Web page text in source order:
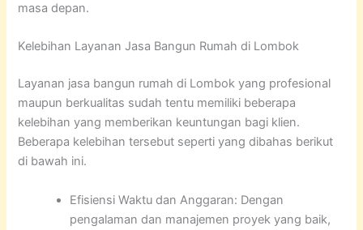
masa depan.
Kelebihan Layanan Jasa Bangun Rumah di Lombok
Layanan jasa bangun rumah di Lombok yang profesional
maupun berkualitas sudah tentu memiliki beberapa
kelebihan yang memberikan keuntungan bagi klien.
Beberapa kelebihan tersebut seperti yang dibahas berikut
di bawah ini.
Efisiensi Waktu dan Anggaran: Dengan
pengalaman dan manajemen proyek yang baik,